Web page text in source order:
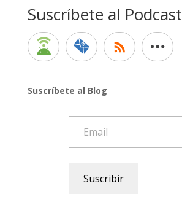
Suscríbete al Podcast
Suscríbete al Blog
Suscribir